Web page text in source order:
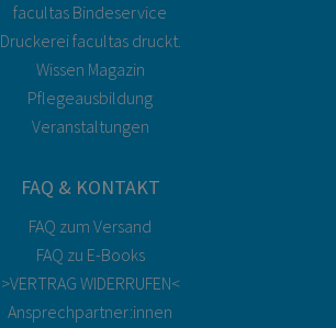
facultas Bindeservice
Druckerei facultas druckt.
Wissen Magazin
Pflegeausbildung
Veranstaltungen
FAQ & KONTAKT
FAQ zum Versand
FAQ zu E-Books
>VERTRAG WIDERRUFEN<
Ansprechpartner:innen